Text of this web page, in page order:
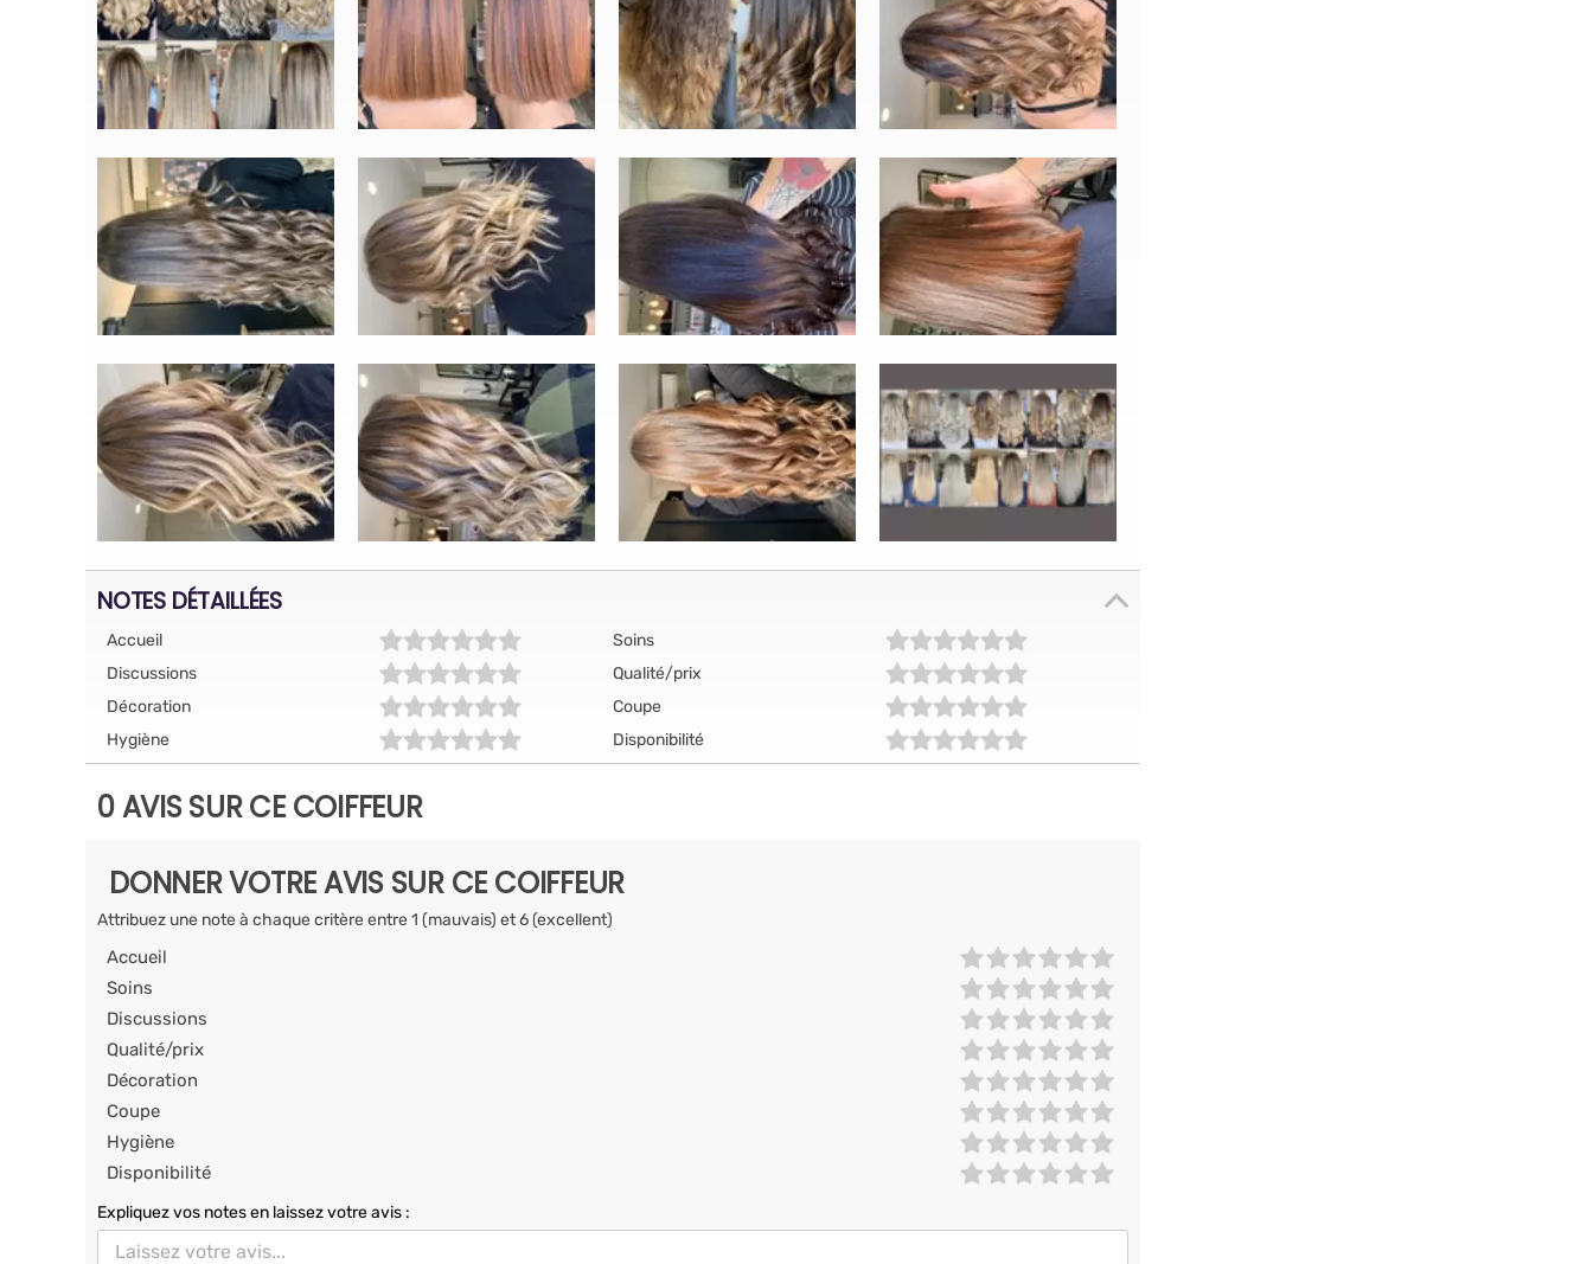
NOTES DÉTAILLÉES
Accueil
Soins
Discussions
Qualité/prix
Décoration
Coupe
Hygiène
Disponibilité
0 AVIS SUR CE COIFFEUR
DONNER VOTRE AVIS SUR CE COIFFEUR
Attribuez une note à chaque critère entre 1 (mauvais) et 6 (excellent)
Accueil
Soins
Discussions
Qualité/prix
Décoration
Coupe
Hygiène
Disponibilité
Expliquez vos notes en laissez votre avis :